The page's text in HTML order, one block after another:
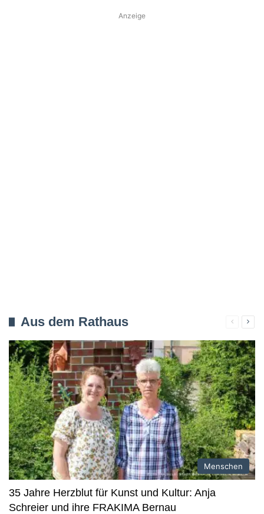
Anzeige
Aus dem Rathaus
Verherige
Menschen
35 Jahre Herzblut für Kunst und Kultur: Anja
Schreier und ihre FRAKIMA Bernau